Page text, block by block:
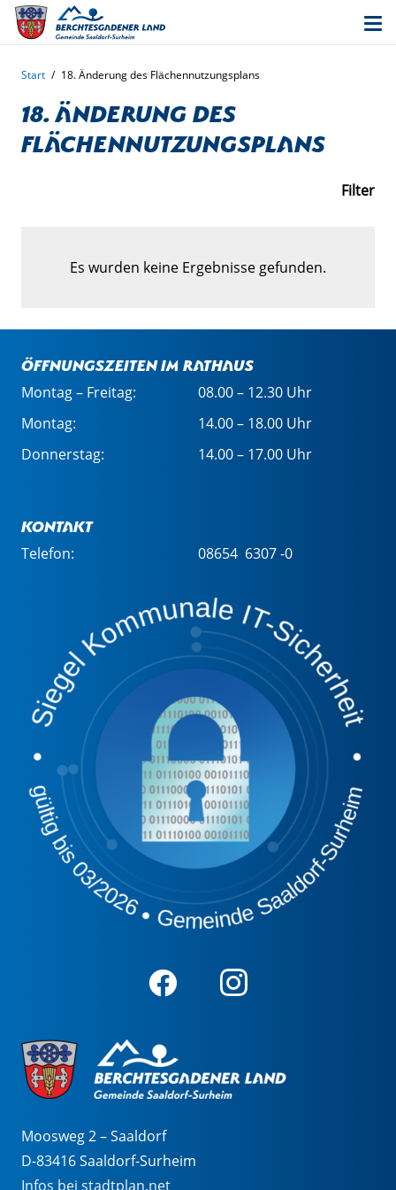
Start / 18. Änderung des Flächennutzungsplans
18. Änderung des
Flächennutzungsplans
Filter
Es wurden keine Ergebnisse gefunden.
Öffnungszeiten im Rathaus
Montag – Freitag:
08.00 – 12.30 Uhr
Montag:
14.00 – 18.00 Uhr
Donnerstag:
14.00 – 17.00 Uhr
Kontakt
Telefon: 08654 6307 -0
Moosweg 2 – Saaldorf
D-83416 Saaldorf-Surheim
Infos bei stadtplan.net